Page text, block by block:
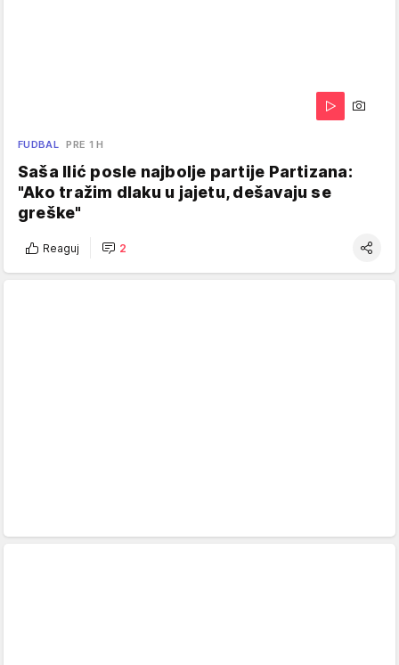
FUDBAL PRE 1 H
Saša Ilić posle najbolje partije Partizana:
"Ako tražim dlaku u jajetu, dešavaju se
greške"
Reaguj 2